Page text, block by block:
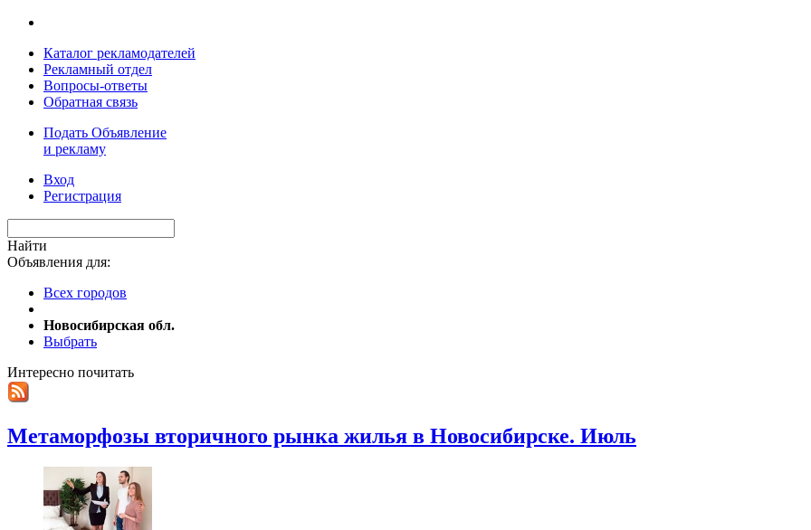
Каталог рекламодателей
Рекламный отдел
Вопросы-ответы
Обратная связь
Подать Объявление
и рекламу
Вход
Регистрация
Найти
Объявления для:
Всех городов
Новосибирская обл.
Выбрать
Интересно почитать
Метаморфозы вторичного рынка жилья в Новосибирске. Июль